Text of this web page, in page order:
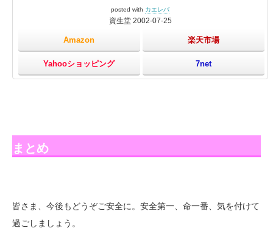
posted with カエレバ
資生堂 2002-07-25
Amazon 楽天市場
Yahooショッピング 7net
まとめ
皆さま、今後もどうぞご安全に。安全第一、命一番、気を付けて
過ごしましょう。